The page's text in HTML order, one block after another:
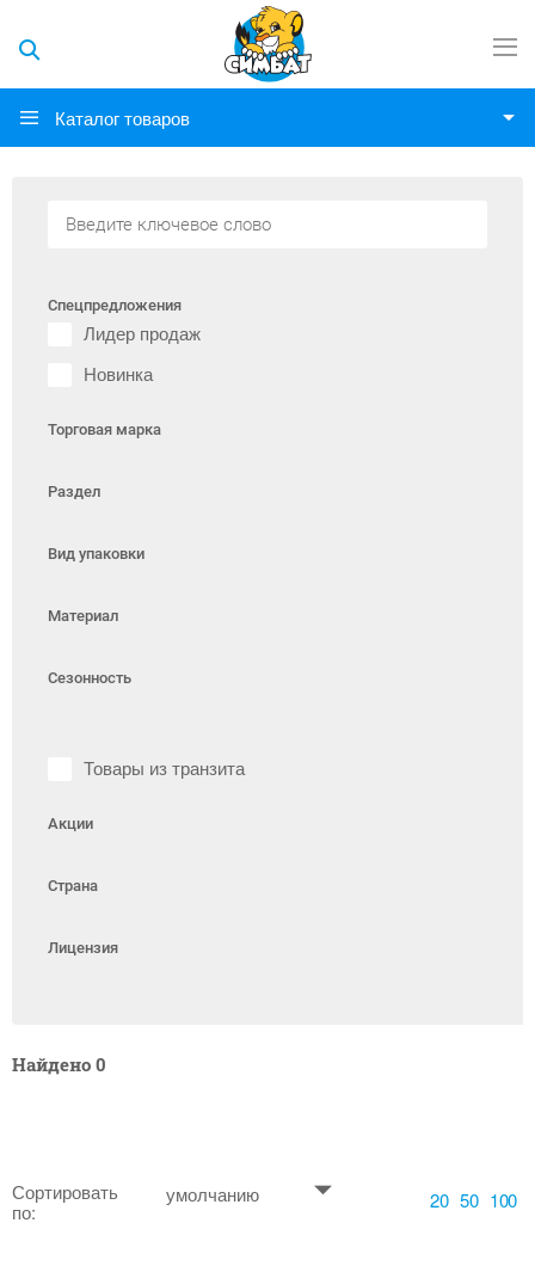
Каталог товаров
Спецпредложения
Лидер продаж
Новинка
Торговая марка
Раздел
Вид упаковки
Материал
Сезонность
Товары из транзита
Акции
Страна
Лицензия
Найдено 0
Сортировать
по:
умолчанию 20 50 100